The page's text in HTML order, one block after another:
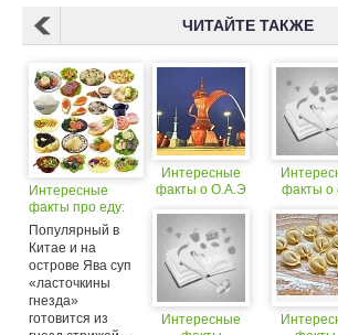
ЧИТАЙТЕ ТАКЖЕ
Интересные
факты про еду:
Популярный в
Китае и на
острове Ява суп
«ласточкины
гнезда»
готовится из
Интересные
факты о О.А.Э
Интересные
факты о